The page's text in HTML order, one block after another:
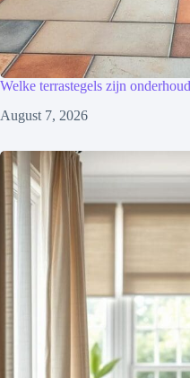
Welke terrastegels zijn
August 7, 2026